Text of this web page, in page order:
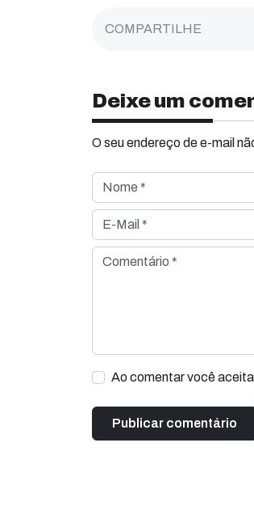
COMPARTILHE
Deixe um
O seu endereço de e-mail
Nome *
E-Mail *
Comentário *
Ao comentar você